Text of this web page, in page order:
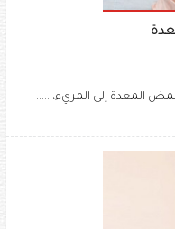
المعدة إلى المريء، .....